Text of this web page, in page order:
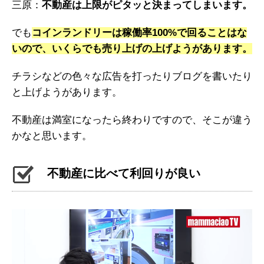
三原： 不動産は上限がピタッと決まってしまいます。
でも コインランドリーは稼働率100%で回ることはな
いので、いくらでも売り上げの上げようがあります。
チラシなどの色々な広告を打ったりブログを書いたり
と上げようがあります。
不動産は満室になったら終わりですので、そこが違う
かなと思います。
不動産に比べて利回りが良い